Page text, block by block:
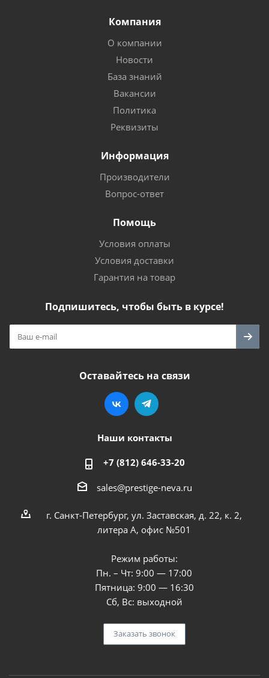
Компания
О компании
Новости
База знаний
Вакансии
Политика
Реквизиты
Информация
Производители
Вопрос-ответ
Помощь
Условия оплаты
Условия доставки
Гарантия на товар
Подпишитесь, чтобы быть в курсе!
Оставайтесь на связи
Наши контакты
+7 (812) 646-33-20
sales@prestige-neva.ru
г. Санкт-Петербург, ул. Заставская, д. 22, к. 2,
литера А, офис №501
Режим работы:
Пн. – Чт: 9:00 — 17:00
Пятница: 9:00 — 16:30
Сб, Вс: выходной
Заказать звонок